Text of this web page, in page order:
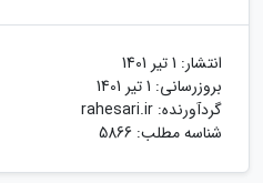
انتشار: 1 تیر 1401
بروزرسانی: 1 تیر 1401
گردآورنده: rahesari.ir
شناسه مطلب: 5866